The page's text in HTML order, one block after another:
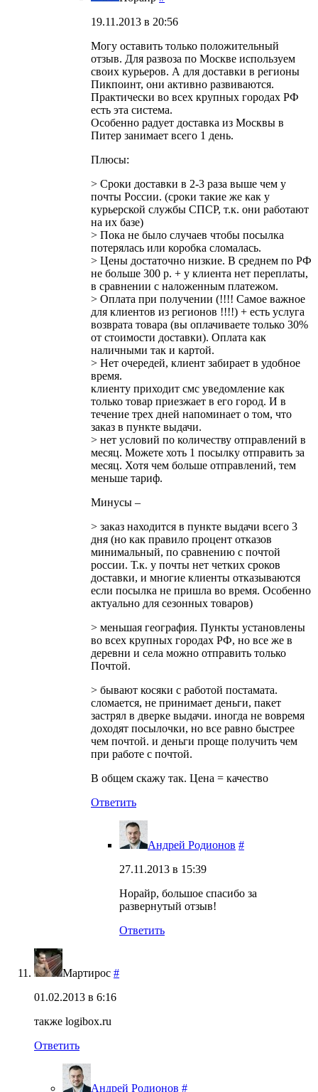
19.11.2013 в 20:56
Могу оставить только положительный
отзыв. Для развоза по Москве используем
своих курьеров. А для доставки в регионы
Пикпоинт, они активно развиваются.
Практически во всех крупных городах РФ
есть эта система.
Особенно радует доставка из Москвы в
Питер занимает всего 1 день.
Плюсы:
> Сроки доставки в 2-3 раза выше чем у
почты России. (сроки такие же как у
курьерской службы СПСР, т.к. они работают
на их базе)
> Пока не было случаев чтобы посылка
потерялась или коробка сломалась.
> Цены достаточно низкие. В среднем по РФ
не больше 300 р. + у клиента нет переплаты,
в сравнении с наложенным платежом.
> Оплата при получении (!!!! Самое важное
для клиентов из регионов !!!!) + есть услуга
возврата товара (вы оплачиваете только 30%
от стоимости доставки). Оплата как
наличными так и картой.
> Нет очередей, клиент забирает в удобное
время.
клиенту приходит смс уведомление как
только товар приезжает в его город. И в
течение трех дней напоминает о том, что
заказ в пункте выдачи.
> нет условий по количеству отправлений в
месяц. Можете хоть 1 посылку отправить за
месяц. Хотя чем больше отправлений, тем
меньше тариф.
Минусы –
> заказ находится в пункте выдачи всего 3
дня (но как правило процент отказов
минимальный, по сравнению с почтой
россии. Т.к. у почты нет четких сроков
доставки, и многие клиенты отказываются
если посылка не пришла во время. Особенно
актуально для сезонных товаров)
> меньшая география. Пункты установлены
во всех крупных городах РФ, но все же в
деревни и села можно отправить только
Почтой.
> бывают косяки с работой постамата.
сломается, не принимает деньги, пакет
застрял в дверке выдачи. иногда не вовремя
доходят посылочки, но все равно быстрее
чем почтой. и деньги проще получить чем
при работе с почтой.
В общем скажу так. Цена = качество
Ответить
Андрей Родионов #
27.11.2013 в 15:39
Норайр, большое спасибо за
развернутый отзыв!
Ответить
Мартирос #
01.02.2013 в 6:16
также logibox.ru
Ответить
Андрей Родионов #